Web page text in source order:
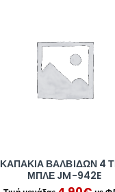
ΚΑΠΑΚΙΑ ΒΑΛΒΙΔΩΝ 4
ΜΠΛΕ JM-942E